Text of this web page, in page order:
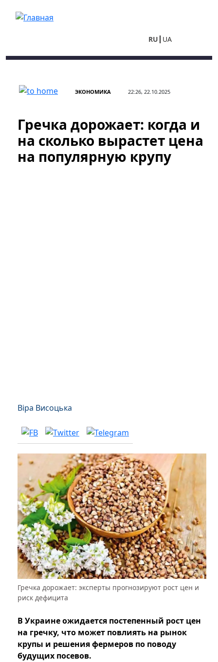
RU UA
ЭКОНОМИКА 22:26, 22.10.2025
Гречка дорожает: когда и
на сколько вырастет цена
на популярную крупу
Віра Висоцька
Гречка дорожает: эксперты прогнозируют рост цен и
риск дефицита
В Украине ожидается постепенный рост цен
на гречку, что может повлиять на рынок
крупы и решения фермеров по поводу
будущих посевов.